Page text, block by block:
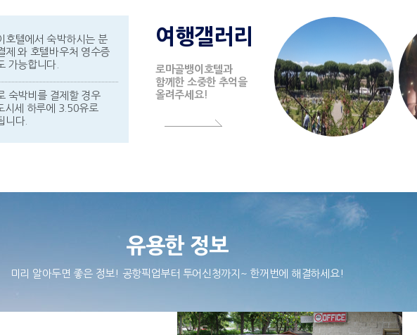
호텔에서 숙박하시는 분
제 와 호텔바우처 영수증
가능합니다.
숙박비를 결제할 경우
시세 하루에 3.50유로
니다.
여행갤러리
로마골뱅이호텔과
함께한 소중한 추억을
올려주세요!
유용한 정보
미리 알아두면 좋은 정보! 공항픽업부터 투어신청까지~ 한꺼번에 해결하세요!